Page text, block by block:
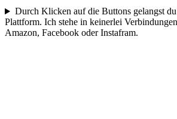
Durch Klicken auf die Buttons gelangst
Plattform. Ich stehe in keinerlei
Amazon, Facebook oder Instafram.